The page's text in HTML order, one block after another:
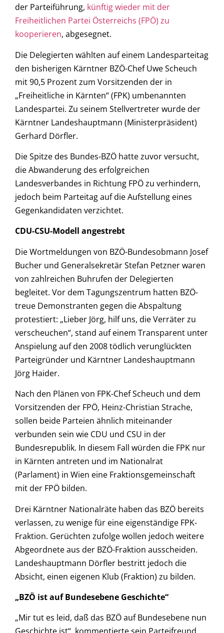
der Parteiführung, künftig wieder mit der
Freiheitlichen Partei Österreichs (FPÖ) zu
kooperieren, abgesegnet.
Die Delegierten wählten auf einem Landesparteitag
den bisherigen Kärntner BZÖ-Chef Uwe Scheuch
mit 90,5 Prozent zum Vorsitzenden der in
„Freiheitliche in Kärnten“ (FPK) umbenannten
Landespartei. Zu seinem Stellvertreter wurde der
Kärntner Landeshauptmann (Ministerpräsident)
Gerhard Dörfler.
Die Spitze des Bundes-BZÖ hatte zuvor versucht,
die Abwanderung des erfolgreichen
Landesverbandes in Richtung FPÖ zu verhindern,
jedoch beim Parteitag auf die Aufstellung eines
Gegenkandidaten verzichtet.
CDU-CSU-Modell angestrebt
Die Wortmeldungen von BZÖ-Bundesobmann Josef
Bucher und Generalsekretär Stefan Petzner waren
von zahlreichen Buhrufen der Delegierten
begleitet. Vor dem Tagungszentrum hatten BZÖ-
treue Demonstranten gegen die Abspaltung
protestiert: „Lieber Jörg, hilf uns, die Verräter zu
verscheuchen“, stand auf einem Transparent unter
Anspielung auf den 2008 tödlich verunglückten
Parteigründer und Kärntner Landeshauptmann
Jörg Haider.
Nach den Plänen von FPK-Chef Scheuch und dem
Vorsitzenden der FPÖ, Heinz-Christian Strache,
sollen beide Parteien ähnlich miteinander
verbunden sein wie CDU und CSU in der
Bundesrepublik. In diesem Fall würden die FPK nur
in Kärnten antreten und im Nationalrat
(Parlament) in Wien eine Fraktionsgemeinschaft
mit der FPÖ bilden.
Drei Kärntner Nationalräte haben das BZÖ bereits
verlassen, zu wenige für eine eigenständige FPK-
Fraktion. Gerüchten zufolge wollen jedoch weitere
Abgeordnete aus der BZÖ-Fraktion ausscheiden.
Landeshauptmann Dörfler bestritt jedoch die
Absicht, einen eigenen Klub (Fraktion) zu bilden.
„BZÖ ist auf Bundesebene Geschichte“
„Mir tut es leid, daß das BZÖ auf Bundesebene nun